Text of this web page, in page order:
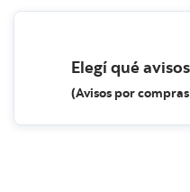
Elegí qué
(Avisos por